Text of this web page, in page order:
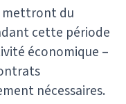
mettront du
cette période
économique –
nécessaires.